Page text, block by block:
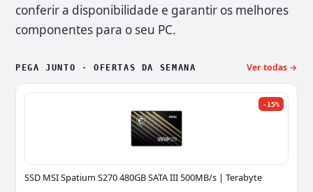
conferir a disponibilidade e garantir os melhores
componentes para o seu PC.
PEGA JUNTO · OFERTAS DA SEMANA Ver todas →
-15%
SSD MSI Spatium S270 480GB SATA III 500MB/s | Terabyte